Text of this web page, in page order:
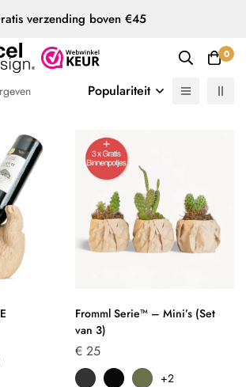
verzending boven €45
0
Populariteit
Fromml Serie™ – Mini’s (Set
van 3)
€ 25
+2